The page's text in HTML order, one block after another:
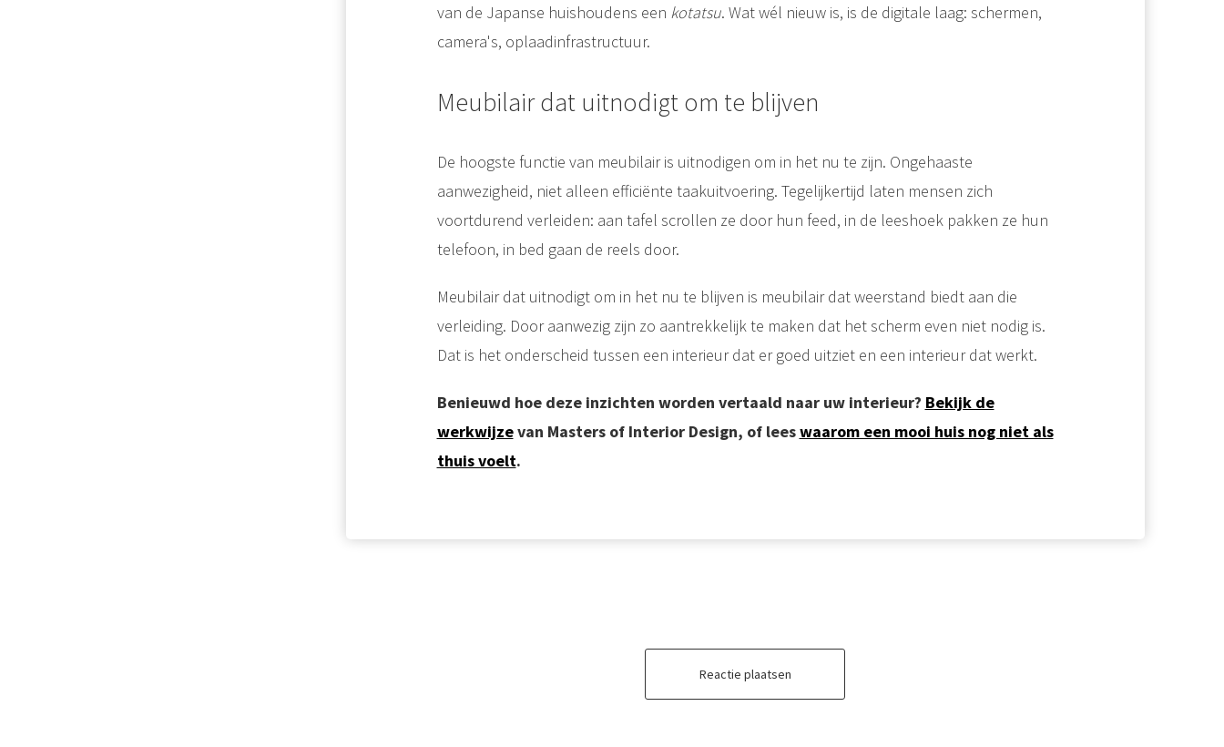
van de Japanse huishoudens een kotatsu. Wat wél nieuw is, is de digitale laag: schermen,
camera's, oplaadinfrastructuur.
Meubilair dat uitnodigt om te blijven
De hoogste functie van meubilair is uitnodigen om in het nu te zijn. Ongehaaste
aanwezigheid, niet alleen efficiënte taakuitvoering. Tegelijkertijd laten mensen zich
voortdurend verleiden: aan tafel scrollen ze door hun feed, in de leeshoek pakken ze hun
telefoon, in bed gaan de reels door.
Meubilair dat uitnodigt om in het nu te blijven is meubilair dat weerstand biedt aan die
verleiding. Door aanwezig zijn zo aantrekkelijk te maken dat het scherm even niet nodig is.
Dat is het onderscheid tussen een interieur dat er goed uitziet en een interieur dat werkt.
Benieuwd hoe deze inzichten worden vertaald naar uw interieur? Bekijk de
werkwijzevan Masters of Interior Design, of leeswaarom een mooi huis nog niet als
thuis voelt.
Reactie plaatsen